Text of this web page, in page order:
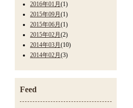
2016年01月 (1)
2015年09月 (1)
2015年06月 (1)
2015年02月 (2)
2014年03月 (10)
2014年02月 (3)
Feed